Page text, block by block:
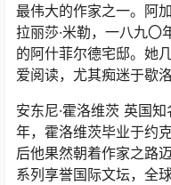
最伟大的作家之一。阿
拉丽莎·米勒，一八九
的阿什菲尔德宅邸。她
爱阅读，尤其痴迷于歇
安东尼·霍洛维茨 英国
年，霍洛维茨毕业于约
后他果然朝着作家之路
系列享誉国际文坛，全